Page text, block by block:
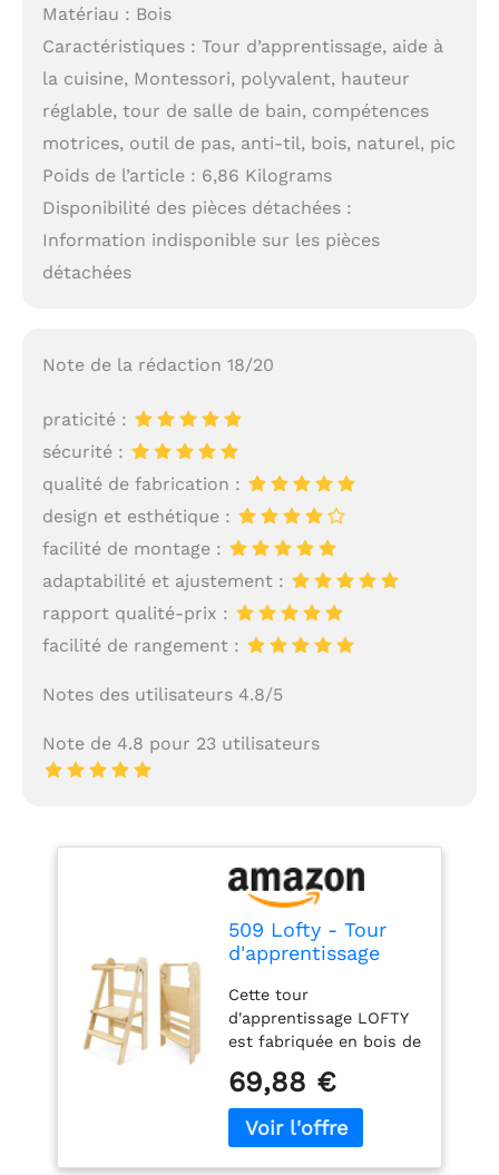
Matériau : Bois
Caractéristiques : Tour d’apprentissage, aide à
la cuisine, Montessori, polyvalent, hauteur
réglable, tour de salle de bain, compétences
motrices, outil de pas, anti-til, bois, naturel, pic
Poids de l’article : 6,86 Kilograms
Disponibilité des pièces détachées :
Information indisponible sur les pièces
détachées
Note de la rédaction 18/20
praticité :
sécurité :
qualité de fabrication :
design et esthétique :
facilité de montage :
adaptabilité et ajustement :
rapport qualité-prix :
facilité de rangement :
Notes des utilisateurs 4.8/5
Note de 4.8 pour 23 utilisateurs
509 Lofty - Tour
d'apprentissage
cuisine pour
enfants -
Montessori -
Marchepied -
Pliable - Pratique
pour le rangement
- Planche debout
réglable 3 hauteurs
Cette tour
d'apprentissage LOFTY
est fabriquée en bois de
supérieure, pour être
utilisée par un enfant
de 18 à 48 mois.
69,88 €